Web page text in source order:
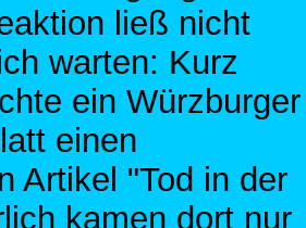
ließ nicht
warten: Kurz
ein Würzburger
einen
Artikel "Tod in der
kamen dort nur